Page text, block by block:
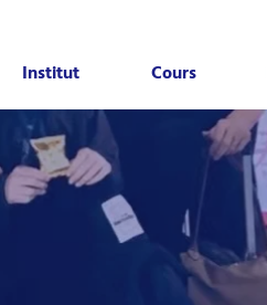
Institut Cours